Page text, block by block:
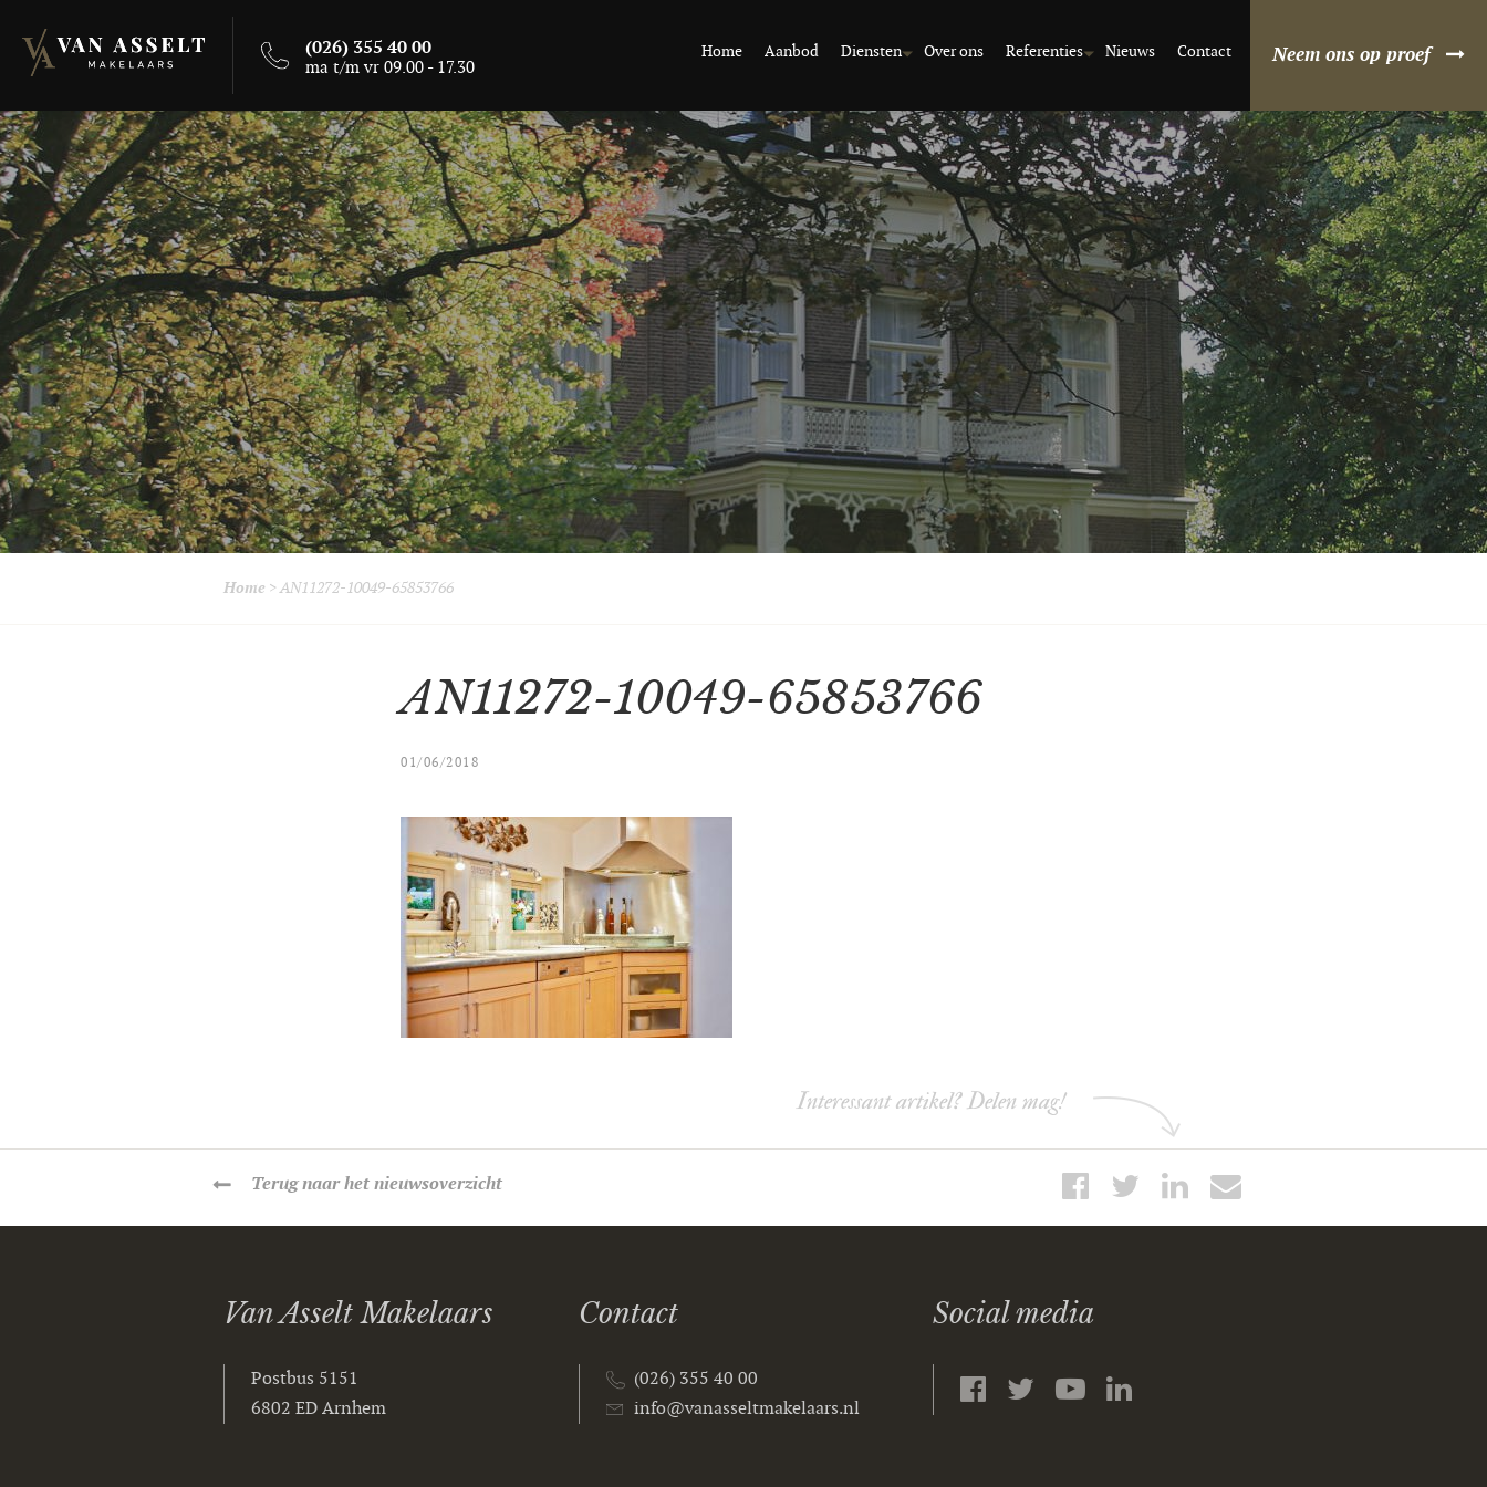
(026) 355 40 00
ma t/m vr 09.00 - 17.30
Home Aanbod Diensten Over ons Referenties Nieuws Contact Neem ons op proef
Home >AN11272-10049-65853766
AN11272-10049-65853766
01/06/2018
Interessant artikel? Delen mag!
Terugnaar het nieuwsoverzicht
Van Asselt Makelaars
Postbus 5151
6802 ED Arnhem
Contact
(026) 355 40 00
info@vanasseltmakelaars.nl
Social media